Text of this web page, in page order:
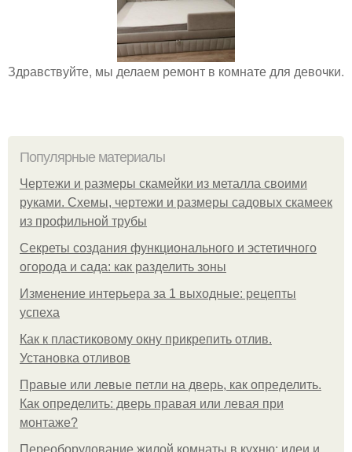
Здравствуйте, мы делаем ремонт в комнате для девочки.
Популярные материалы
Чертежи и размеры скамейки из металла своими
руками. Схемы, чертежи и размеры садовых скамеек
из профильной трубы
Секреты создания функционального и эстетичного
огорода и сада: как разделить зоны
Изменение интерьера за 1 выходные: рецепты
успеха
Как к пластиковому окну прикрепить отлив.
Установка отливов
Правые или левые петли на дверь, как определить.
Как определить: дверь правая или левая при
монтаже?
Переоборудование жилой комнаты в кухню: идеи и